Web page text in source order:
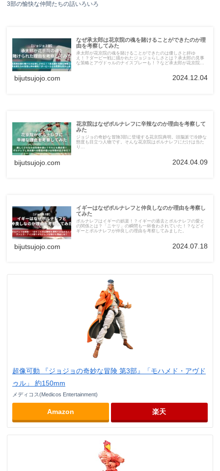
3部の愉快な仲間たちの話いろいろ
なぜ承太郎は花京院の魂を賭けることができたのか理
由を考察してみた
承太郎が花京院の魂を賭けることができたのは優しさと絆ゆ
え！？ダービー戦に描かれたジョジョらしさとは？承太郎の見事
な策略とアヴドゥルのナイスプレーも！？など承太郎が花京院の
bijutsujojo.com 2024.12.04
花京院はなぜポルナレフに辛辣なのか理由を考察して
みた
ジョジョの奇妙な冒険3部に登場する花京院典明。頭脳派で冷静な
態度も目立つ人物です。そんな花京院はポルナレフにだけは当た
り...
bijutsujojo.com 2024.04.09
イギーはなぜポルナレフと仲良しなのか理由を考察し
てみた
ポルナレフはイギーの娯楽！？イギーの過去とポルナレフの愛と
の関係とは？「ニヤリ」の瞬間も一杯食わされていた！？などイ
ギーとポルナレフが仲良しの理由を考察してみました。
bijutsujojo.com 2024.07.18
超像可動 『ジョジョの奇妙な冒険 第3部』「モハメド・アヴド
ゥル」 約150mm
メディコス(Medicos Entertainment)
Amazon 楽天